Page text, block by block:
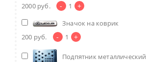
2000 руб. - 1 +
Значок на коврик
200 руб. - 1 +
Подпятник металлический